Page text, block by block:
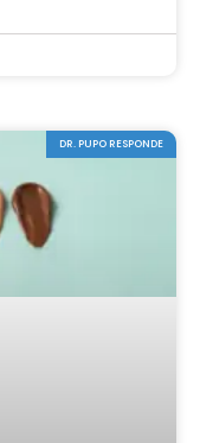
DR. PUPO RESPONDE